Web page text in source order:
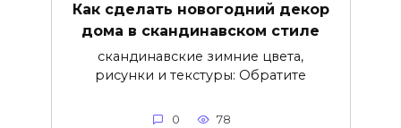
Как сделать новогодний декор
дома в скандинавском стиле
скандинавские зимние цвета,
рисунки и текстуры: Обратите
0 78